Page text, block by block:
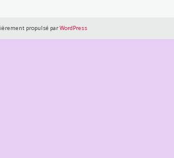
propulsé parWordPress